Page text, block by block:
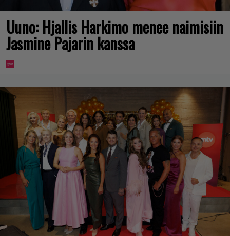
Uuno: Hjallis Harkimo menee naimisiin
Jasmine Pajarin kanssa